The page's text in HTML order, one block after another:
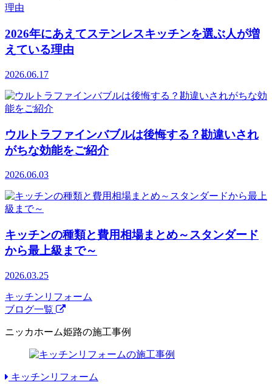
2026年にあえてステンレスキッチンを選ぶ人が増
えている理由
2026.06.17
ウルトラファインバブルは後悔する？勘違いされ
がちな効能をご紹介
2026.06.03
キッチンの種類と費用相場まとめ～スタンダード
から最上級まで～
2026.03.25
キッチンリフォーム
ブログ一覧
ニッカホーム姫路の施工事例
キッチンリフォーム